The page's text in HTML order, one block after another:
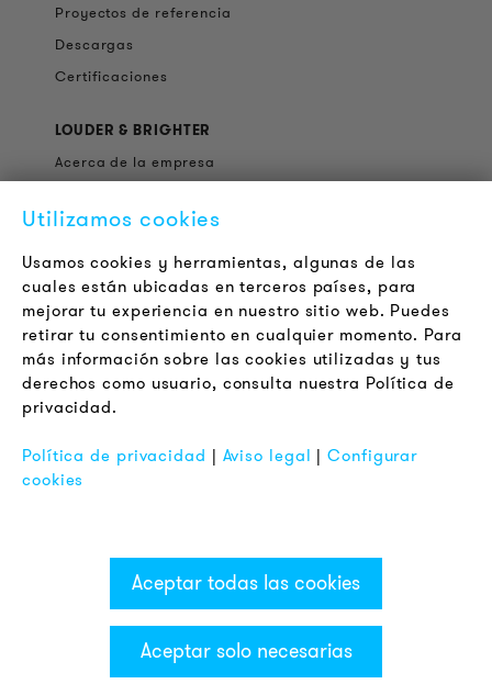
Proyectos de referencia
Descargas
Certificaciones
LOUDER & BRIGHTER
Acerca de la empresa
Jobs
Boletín
LEGAL
Terminos y Condiciones Generales
Aviso de Privacidad
Pie de Imprenta
Utilizamos cookies
Usamos cookies y herramientas, algunas de las
cuales están ubicadas en terceros países, para
mejorar tu experiencia en nuestro sitio web. Puedes
retirar tu consentimiento en cualquier momento. Para
más información sobre las cookies utilizadas y tus
derechos como usuario, consulta nuestra Política de
privacidad.
Política de privacidad | Aviso legal |Configurar
cookies
Aceptar todas las cookies
Aceptar solo necesarias